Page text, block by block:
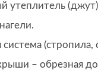
утеплитель
– обрезная